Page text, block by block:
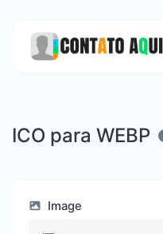
ICO para WEBP
Image